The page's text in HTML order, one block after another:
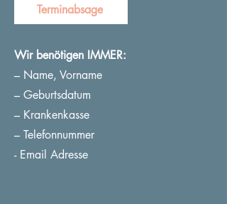
Terminabsage
Wir benötigen IMMER:
– Name, Vorname
– Geburtsdatum
– Krankenkasse
– Telefonnummer
- Email Adresse